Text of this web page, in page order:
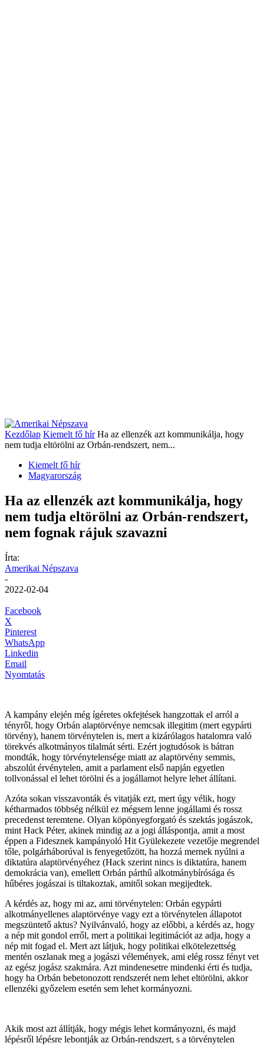
Kezdőlap Kiemelt fő hír Ha az ellenzék azt kommunikálja, hogy
nem tudja eltörölni az Orbán-rendszert, nem...
Kiemelt fő hír
Magyarország
Ha az ellenzék azt kommunikálja, hogy
nem tudja eltörölni az Orbán-rendszert,
nem fognak rájuk szavazni
Írta:
Amerikai Népszava
-
2022-02-04
Facebook
X
Pinterest
WhatsApp
Linkedin
Email
Nyomtatás
A kampány elején még ígéretes okfejtések hangzottak el arról a
tényről, hogy Orbán alaptörvénye nemcsak illegitim (mert egypárti
törvény), hanem törvénytelen is, mert a kizárólagos hatalomra való
törekvés alkotmányos tilalmát sérti. Ezért jogtudósok is bátran
mondták, hogy törvénytelensége miatt az alaptörvény semmis,
abszolút érvénytelen, amit a parlament első napján egyetlen
tollvonással el lehet törölni és a jogállamot helyre lehet állítani.
Azóta sokan visszavonták és vitatják ezt, mert úgy vélik, hogy
kétharmados többség nélkül ez mégsem lenne jogállami és rossz
precedenst teremtene. Olyan köpönyegforgató és szektás jogászok,
mint Hack Péter, akinek mindig az a jogi álláspontja, amit a most
éppen a Fidesznek kampányoló Hit Gyülekezete vezetője megrendel
tőle, polgárháborúval is fenyegetőzött, ha hozzá mernek nyúlni a
diktatúra alaptörvényéhez (Hack szerint nincs is diktatúra, hanem
demokrácia van), emellett Orbán párthű alkotmánybírósága és
hűbéres jogászai is tiltakoztak, amitől sokan megijedtek.
A kérdés az, hogy mi az, ami törvénytelen: Orbán egypárti
alkotmányellenes alaptörvénye vagy ezt a törvénytelen állapotot
megszüntető aktus? Nyilvánvaló, hogy az előbbi, a kérdés az, hogy
a nép mit gondol erről, mert a politikai legitimációt az adja, hogy a
nép mit fogad el. Mert azt látjuk, hogy politikai elkötelezettség
mentén oszlanak meg a jogászi vélemények, ami elég rossz fényt vet
az egész jogász szakmára. Azt mindenesetre mindenki érti és tudja,
hogy ha Orbán bebetonozott rendszerét nem lehet eltörölni, akkor
ellenzéki győzelem esetén sem lehet kormányozni.
Akik most azt állítják, hogy mégis lehet kormányozni, és majd
lépésről lépésre lebontják az Orbán-rendszert, s a törvénytelen